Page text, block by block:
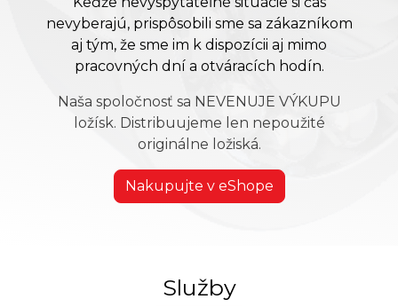
nevyberajú, prispôsobili sme sa zákazníkom
aj tým, že sme im k dispozícii aj mimo
pracovných dní a otváracích hodín.
Naša spoločnosť sa NEVENUJE VÝKUPU
ložísk. Distribuujeme len nepoužité
originálne ložiská.
Nakupujte v eShope
Služby